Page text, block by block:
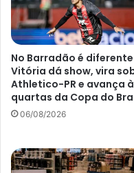
No Barradão é
Vitória dá show, vira
Athletico-PR e avança
quartas da Copa do
06/08/2026